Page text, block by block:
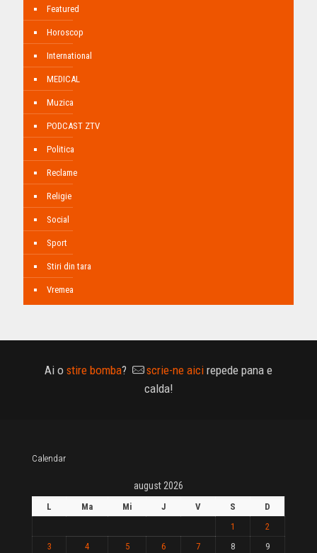
Featured
Horoscop
International
MEDICAL
Muzica
PODCAST ZTV
Politica
Reclame
Religie
Social
Sport
Stiri din tara
Vremea
Ai o stire bomba? scrie-ne aici repede pana e
calda!
Calendar
august 2026
L Ma Mi J V S
D
1
2
3
4 5 6 7 8
9